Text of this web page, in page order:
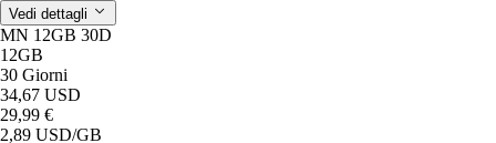
Vedi dettagli
MN 12GB 30D
12GB
30 Giorni
34,67 USD
29,99 €
2,89 USD/GB